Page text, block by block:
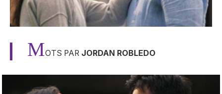
MOTS PAR JORDAN ROBLEDO